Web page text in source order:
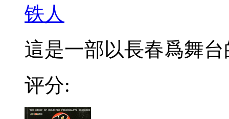
铁人
這是一部以長春爲舞
评分: